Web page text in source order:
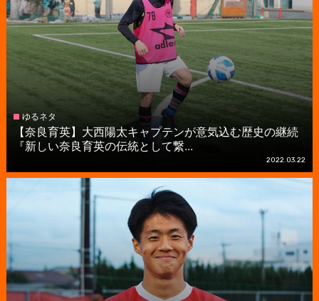
ゆるネタ
【奈良育英】大西陽太キャプテンが意気込む歴史の継続
『新しい奈良育英の伝統として繋...
2022.03.22